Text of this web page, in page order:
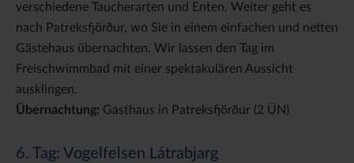
verschiedene Taucherarten und Enten. Weiter geht es
nach Patreksfjörður, wo Sie in einem einfachen und netten
Gästehaus übernachten. Wir lassen den Tag im
Freischwimmbad mit einer spektakulären Aussicht
ausklingen.
Übernachtung: Gasthaus in Patreksfjörður (2 ÜN)
6. Tag: Vogelfelsen Látrabjarg